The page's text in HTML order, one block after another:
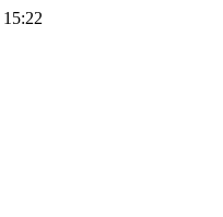
15:22